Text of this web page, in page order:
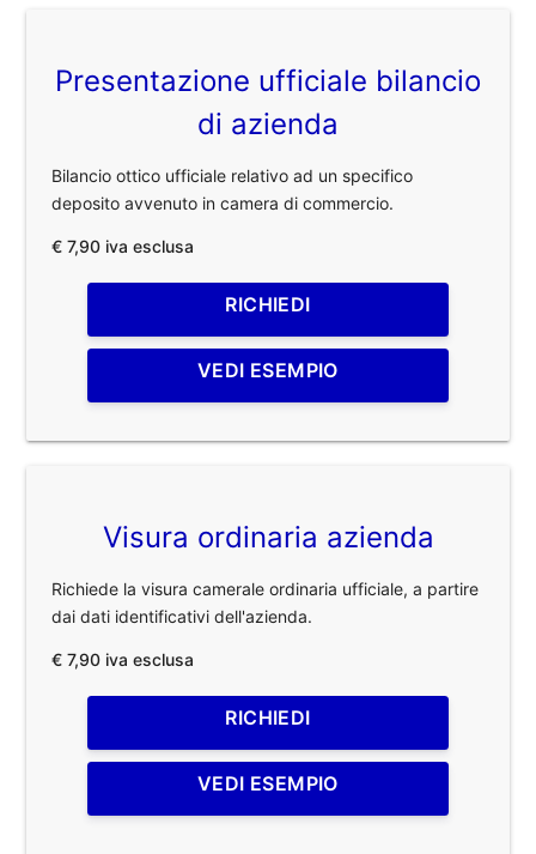
Presentazione ufficiale bilancio
di azienda
Bilancio ottico ufficiale relativo ad un specifico
deposito avvenuto in camera di commercio.
€ 7,90 iva esclusa
RICHIEDI
VEDI ESEMPIO
Visura ordinaria azienda
Richiede la visura camerale ordinaria ufficiale, a partire
dai dati identificativi dell'azienda.
€ 7,90 iva esclusa
RICHIEDI
VEDI ESEMPIO